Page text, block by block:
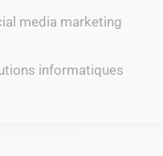
media marketing
informatiques